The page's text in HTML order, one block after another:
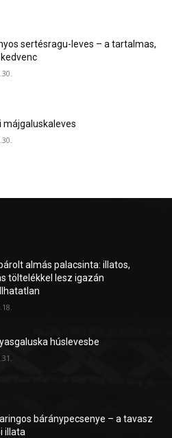
sertésragu-leves – a tartalmas,
májgaluskaleves
almás palacsinta: illatos,
töltelékkel lesz igazán
húslevesbe
báránypecsenye – a tavasz
illata